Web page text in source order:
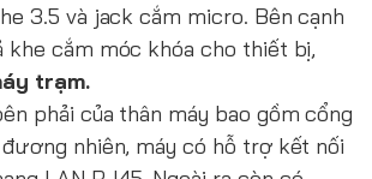
3.5 và jack cắm micro. Bên cạnh
cắm móc khóa cho thiết bị,
trạm.
phải của thân máy bao gồm cổng
nhiên, máy có hỗ trợ kết nối